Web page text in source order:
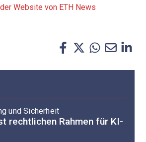
Website von ETH News
und Sicherheit
rechtlichen Rahmen für KI-